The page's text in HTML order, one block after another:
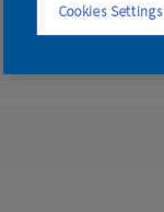
Cookies Settings